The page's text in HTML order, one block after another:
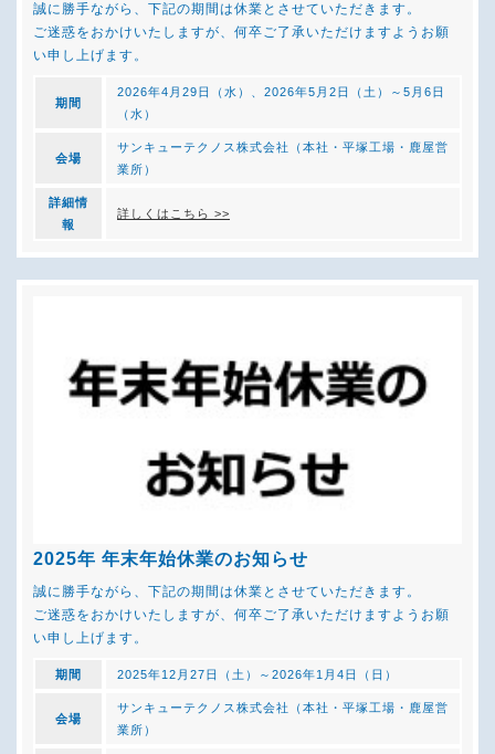
誠に勝手ながら、下記の期間は休業とさせていただきます。
ご迷惑をおかけいたしますが、何卒ご了承いただけますようお願
い申し上げます。
期間
2026年4月29日（水）、2026年5月2日（土）～5月6日
（水）
会場
サンキューテクノス株式会社（本社・平塚工場・鹿屋営
業所）
詳細情
報
詳しくはこちら >>
2025年 年末年始休業のお知らせ
誠に勝手ながら、下記の期間は休業とさせていただきます。
ご迷惑をおかけいたしますが、何卒ご了承いただけますようお願
い申し上げます。
期間 2025年12月27日（土）～2026年1月4日（日）
会場
サンキューテクノス株式会社（本社・平塚工場・鹿屋営
業所）